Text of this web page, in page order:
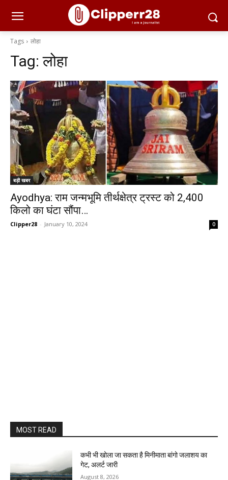
Tags लोहा
Tag:लोहा
बड़ी खबर
Ayodhya: राम जन्मभूमि तीर्थक्षेत्र ट्रस्ट को 2,400
किलो का घंटा सौंपा…
Clipper28 - January 10, 2024 0
MOST READ
कभी भी खोला जा सकता है मिनीमाता बांगो जलाशय का
गेट, अलर्ट जारी
August 8, 2026